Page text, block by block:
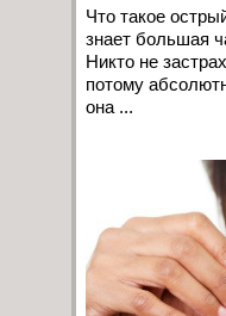
Что такое
знает большая
Никто не
потому
она ...